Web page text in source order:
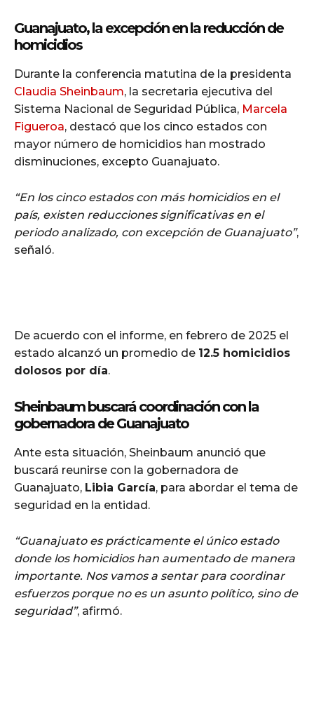
Guanajuato, la excepción en la reducción de
homicidios
Durante la conferencia matutina de la presidenta
Claudia Sheinbaum, la secretaria ejecutiva del
Sistema Nacional de Seguridad Pública, Marcela
Figueroa, destacó que los cinco estados con
mayor número de homicidios han mostrado
disminuciones, excepto Guanajuato.
“En los cinco estados con más homicidios en el
país, existen reducciones significativas en el
periodo analizado, con excepción de Guanajuato”,
señaló.
De acuerdo con el informe, en febrero de 2025 el
estado alcanzó un promedio de 12.5 homicidios
dolosos por día.
Sheinbaum buscará coordinación con la
gobernadora de Guanajuato
Ante esta situación, Sheinbaum anunció que
buscará reunirse con la gobernadora de
Guanajuato, Libia García, para abordar el tema de
seguridad en la entidad.
“Guanajuato es prácticamente el único estado
donde los homicidios han aumentado de manera
importante. Nos vamos a sentar para coordinar
esfuerzos porque no es un asunto político, sino de
seguridad”, afirmó.